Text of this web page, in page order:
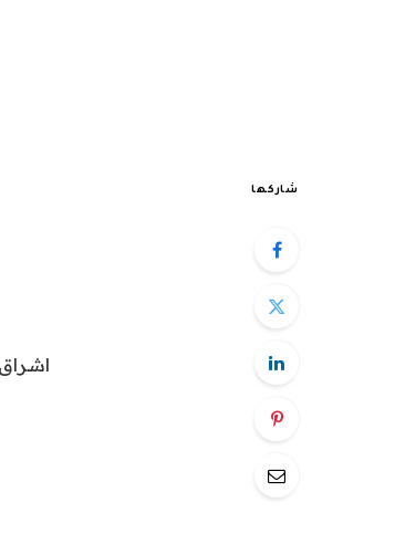
شاركها
اشراق العالم 24